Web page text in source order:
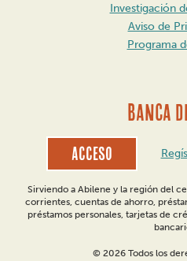
Investigación
Aviso de
Programa
BANCA
Acceso
Sirviendo a Abilene y la región del
corrientes, cuentas de ahorro,
préstamos personales, tarjetas de
© 2026 Todos los